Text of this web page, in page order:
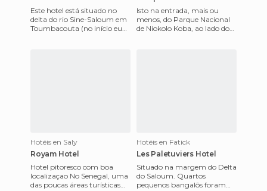
Este hotel está situado no
delta do rio Sine-Saloum em
Toumbacouta (no início eu
Isto na entrada, mais ou
menos, do Parque Nacional
de Niokolo Koba, ao lado do
Hotéis en Saly
Royam Hotel
Hotel pitoresco com boa
localizaçao No Senegal, uma
das poucas áreas turísticas
Hotéis en Fatick
Les Paletuviers Hotel
Situado na margem do Delta
do Saloum. Quartos
pequenos bangalôs foram